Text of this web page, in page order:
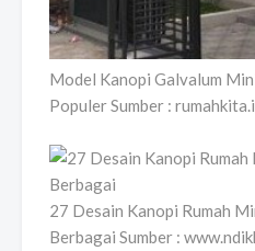
Model Kanopi Galvalum
Populer Sumber :
27 Desain Kanopi Rumah
Berbagai Sumber :